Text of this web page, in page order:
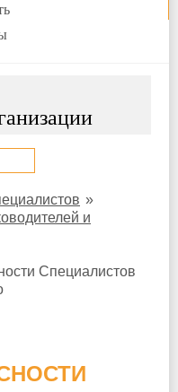
»
и
Специалистов